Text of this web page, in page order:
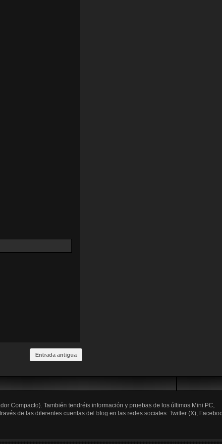
Entrada antigua
Compacto). También tendréis información y pruebas de los últimos Mini PC,
de las diferentes cuentas del blog en las redes sociales: Twitter (X),